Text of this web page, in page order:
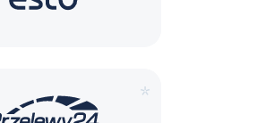
*